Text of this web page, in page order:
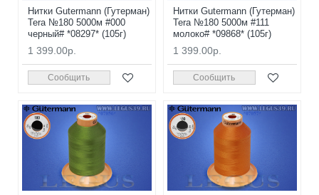
Нитки Gutermann (Гутерман)
Tera №180 5000м #000
черный# *08297* (105г)
1 399.00р.
Сообщить
Нитки Gutermann (Гутерман)
Tera №180 5000м #111
молоко# *09868* (105г)
1 399.00р.
Сообщить